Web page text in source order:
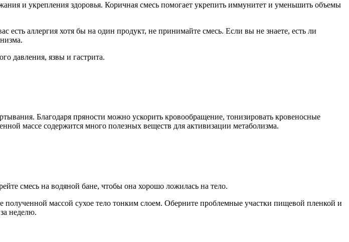
и укрепления здоровья. Коричная смесь помогает укрепить иммунитет и уменьшить объемы
аллергия хотя бы на один продукт, не принимайте смесь. Если вы не знаете, есть ли
давления, язвы и гастрита.
Благодаря пряности можно ускорить кровообращение, тонизировать кровеносные
массе содержится много полезных веществ для активизации метаболизма.
смесь на водяной бане, чтобы она хорошо ложилась на тело.
массой сухое тело тонким слоем. Оберните проблемные участки пищевой пленкой и
неделю.